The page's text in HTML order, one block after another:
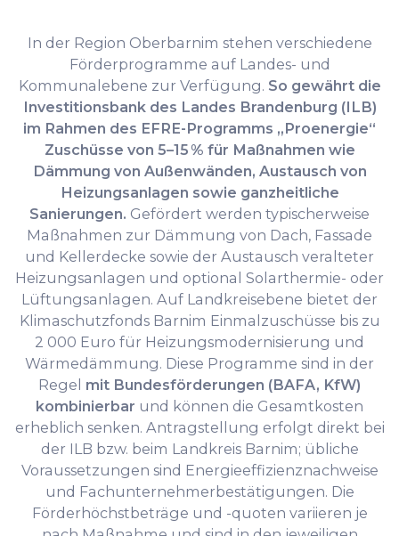
In der Region Oberbarnim stehen verschiedene
Förderprogramme auf Landes- und
Kommunalebene zur Verfügung. So gewährt die
Investitionsbank des Landes Brandenburg (ILB)
im Rahmen des EFRE-Programms „Proenergie“
Zuschüsse von 5–15 % für Maßnahmen wie
Dämmung von Außenwänden, Austausch von
Heizungsanlagen sowie ganzheitliche
Sanierungen. Gefördert werden typischerweise
Maßnahmen zur Dämmung von Dach, Fassade
und Kellerdecke sowie der Austausch veralteter
Heizungsanlagen und optional Solarthermie- oder
Lüftungsanlagen. Auf Landkreisebene bietet der
Klimaschutzfonds Barnim Einmalzuschüsse bis zu
2 000 Euro für Heizungsmodernisierung und
Wärmedämmung. Diese Programme sind in der
Regel mit Bundesförderungen (BAFA, KfW)
kombinierbar und können die Gesamtkosten
erheblich senken. Antragstellung erfolgt direkt bei
der ILB bzw. beim Landkreis Barnim; übliche
Voraussetzungen sind Energieeffizienznachweise
und Fachunternehmerbestätigungen. Die
Förderhöchstbeträge und -quoten variieren je